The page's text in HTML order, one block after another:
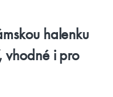
halenku
vhodné i pro